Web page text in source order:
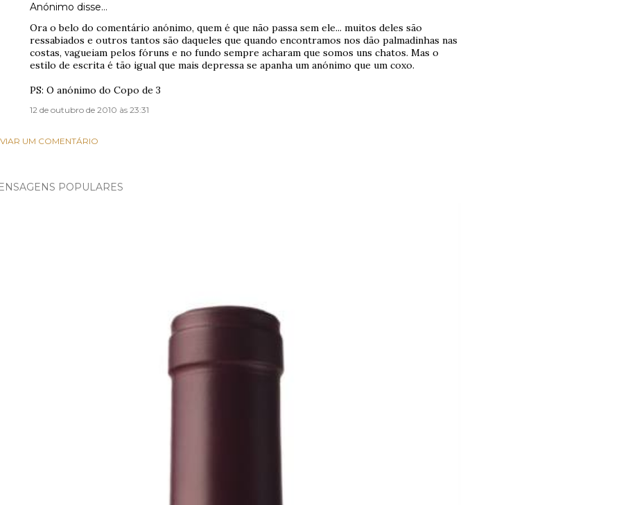
Anónimo disse…
Ora o belo do comentário anónimo, quem é que não passa sem ele... muitos deles são
ressabiados e outros tantos são daqueles que quando encontramos nos dão palmadinhas nas
costas, vagueiam pelos fóruns e no fundo sempre acharam que somos uns chatos. Mas o
estilo de escrita é tão igual que mais depressa se apanha um anónimo que um coxo.
PS: O anónimo do Copo de 3
12 de outubro de 2010 às 23:31
UM COMENTÁRIO
POPULARES